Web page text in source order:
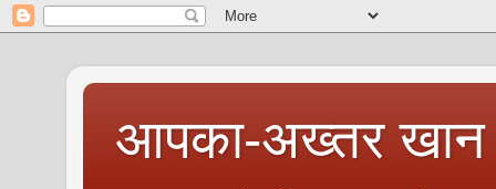
आपका-अख्तर